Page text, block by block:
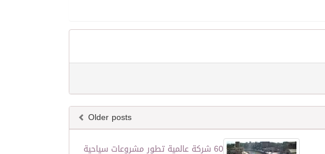
Older posts
60 شركة عالمية تطور مشروعات سياحية